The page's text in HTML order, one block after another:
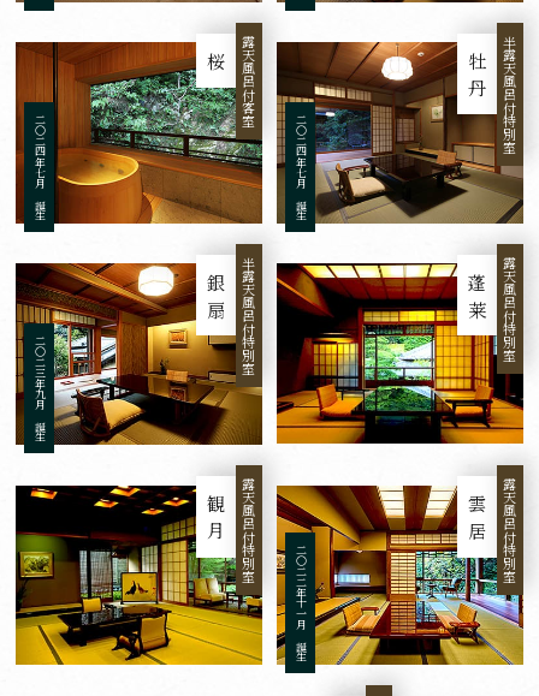
二〇二四年七月 誕生
桜 露天風呂付客室
二〇二四年七月 誕生
牡丹 半露天風呂付特別室
二〇二三年九月 誕生
銀扇 半露天風呂付特別室 蓬莱 露天風呂付特別室
観月 露天風呂付特別室
二〇二二年十一月 誕生
雲居 露天風呂付特別室